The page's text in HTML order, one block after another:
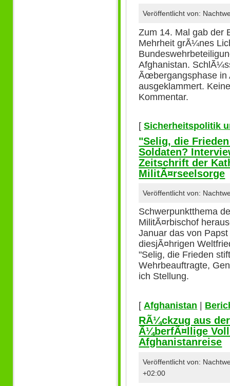
Veröffentlicht von:
Zum 14. Mal gab der
Mehrheit grÃ¼nes
Afghanistan.
Ãœbergangsphase in
ausgeklammert.
Kommentar.
[Sicherheitspolitik
"Selig, die
Soldaten?
Zeitschrift der
MilitÃ¤rseelsorge
Veröffentlicht von:
Schwerpunktthema
MilitÃ¤rbischof
Januar das von
diesjÃ¤hrigen
"Selig, die Frieden
Wehrbeauftragte,
ich Stellung.
[ Afghanistan |
RÃ¼ckzug aus
Ã¼berfÃ¤llige
Afghanistanreise
Veröffentlicht von:
+02:00